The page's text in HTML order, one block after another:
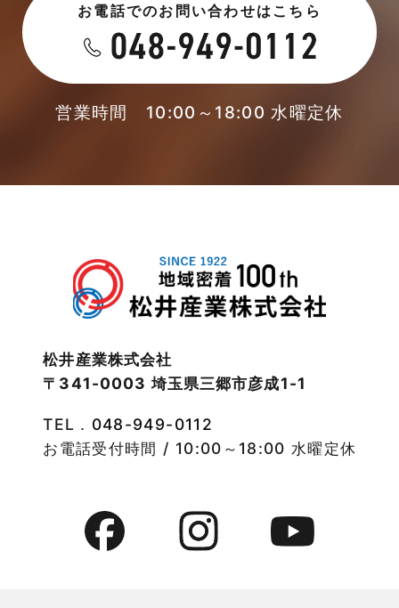
未分類
本店-ブログ
東武スカイツリーライン
注文住宅施工事例
物件検索
物件特集
竹ノ塚店-ブログ
貸倉庫・その他
2023年5月
2023年4月
2023年3月
2022年11月
2022年9月
2022年8月
2022年6月
お電話でのお問い合わせはこちら
営業時間 10:00～18:00 水曜定休
松井産業株式会社
〒341-0003 埼玉県三郷市彦成1-1
TEL． 048-949-0112
お電話受付時間 / 10:00～18:00 水曜定休